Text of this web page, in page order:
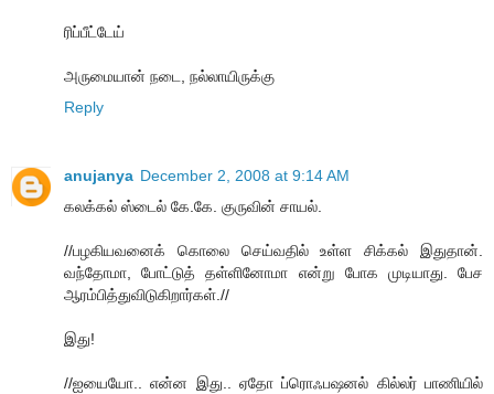
ரிப்பீட்டேய்
அருமையான் நடை, நல்லாயிருக்கு
Reply
anujanya December 2, 2008 at 9:14 AM
கலக்கல் ஸ்டைல் கே.கே. குருவின் சாயல்.
//பழகியவனைக் கொலை செய்வதில் உள்ள சிக்கல் இதுதான்.
வந்தோமா, போட்டுத் தள்ளினோமா என்று போக முடியாது. பேச
ஆரம்பித்துவிடுகிறார்கள்.//
இது!
//ஐயையோ.. என்ன இது.. ஏதோ ப்ரொஃபஷனல் கில்லர் பாணியில்